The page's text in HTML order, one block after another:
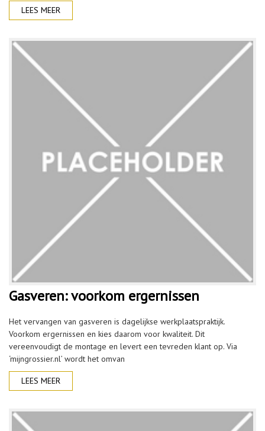
LEES MEER
Gasveren: voorkom ergernissen
Het vervangen van gasveren is dagelijkse werkplaatspraktijk.
Voorkom ergernissen en kies daarom voor kwaliteit. Dit
vereenvoudigt de montage en levert een tevreden klant op. Via
‘mijngrossier.nl’ wordt het omvan
LEES MEER